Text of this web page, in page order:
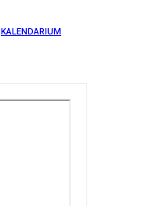
KALENDARIUM